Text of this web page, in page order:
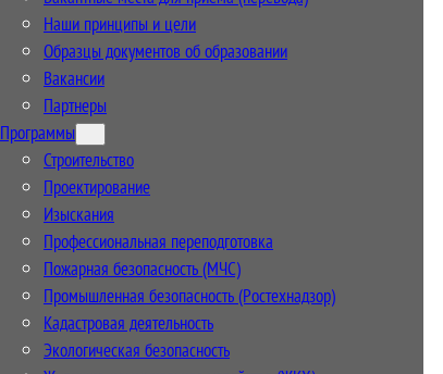
Наши принципы и цели
Образцы документов об образовании
Вакансии
Партнеры
Программы
Строительство
Проектирование
Изыскания
Профессиональная переподготовка
Пожарная безопасность (МЧС)
Промышленная безопасность (Ростехнадзор)
Кадастровая деятельность
Экологическая безопасность